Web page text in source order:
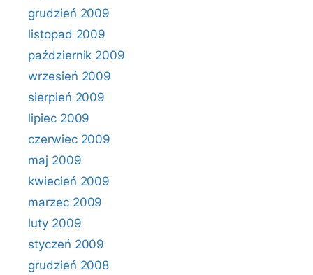
grudzień 2009
listopad 2009
październik 2009
wrzesień 2009
sierpień 2009
lipiec 2009
czerwiec 2009
maj 2009
kwiecień 2009
marzec 2009
luty 2009
styczeń 2009
grudzień 2008